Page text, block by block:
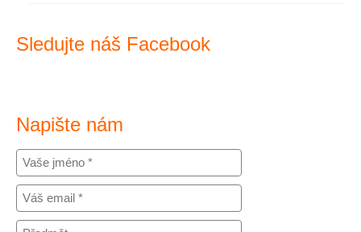
Dětská skupina Pilné včelky – Chodov
Školka 1- 5 let
Školka
Jak u nás učíme?
Téma týdne
Sledujte náš Facebook
Napište nám